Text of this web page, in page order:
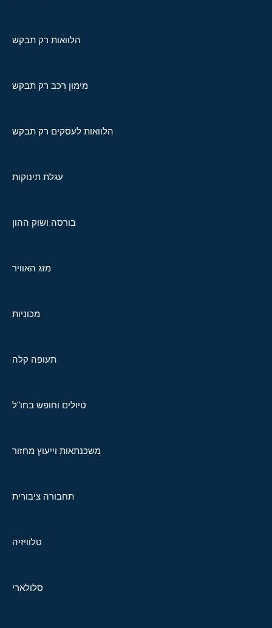
הלוואות רק תבקש
מימון רכב רק תבקש
הלוואות לעסקים רק תבקש
עגלת תינוקות
בורסה ושוק ההון
מזג האוויר
מכוניות
תעופה קלה
טיולים וחופש בחו"ל
משכנתאות וייעוץ מחזור
תחבורה ציבורית
טלוויזיה
סלולארי